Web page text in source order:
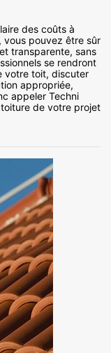
des coûts à
vous pouvez être sûr
transparente, sans
se rendront
votre toit, discuter
appropriée,
appeler Techni
de votre projet